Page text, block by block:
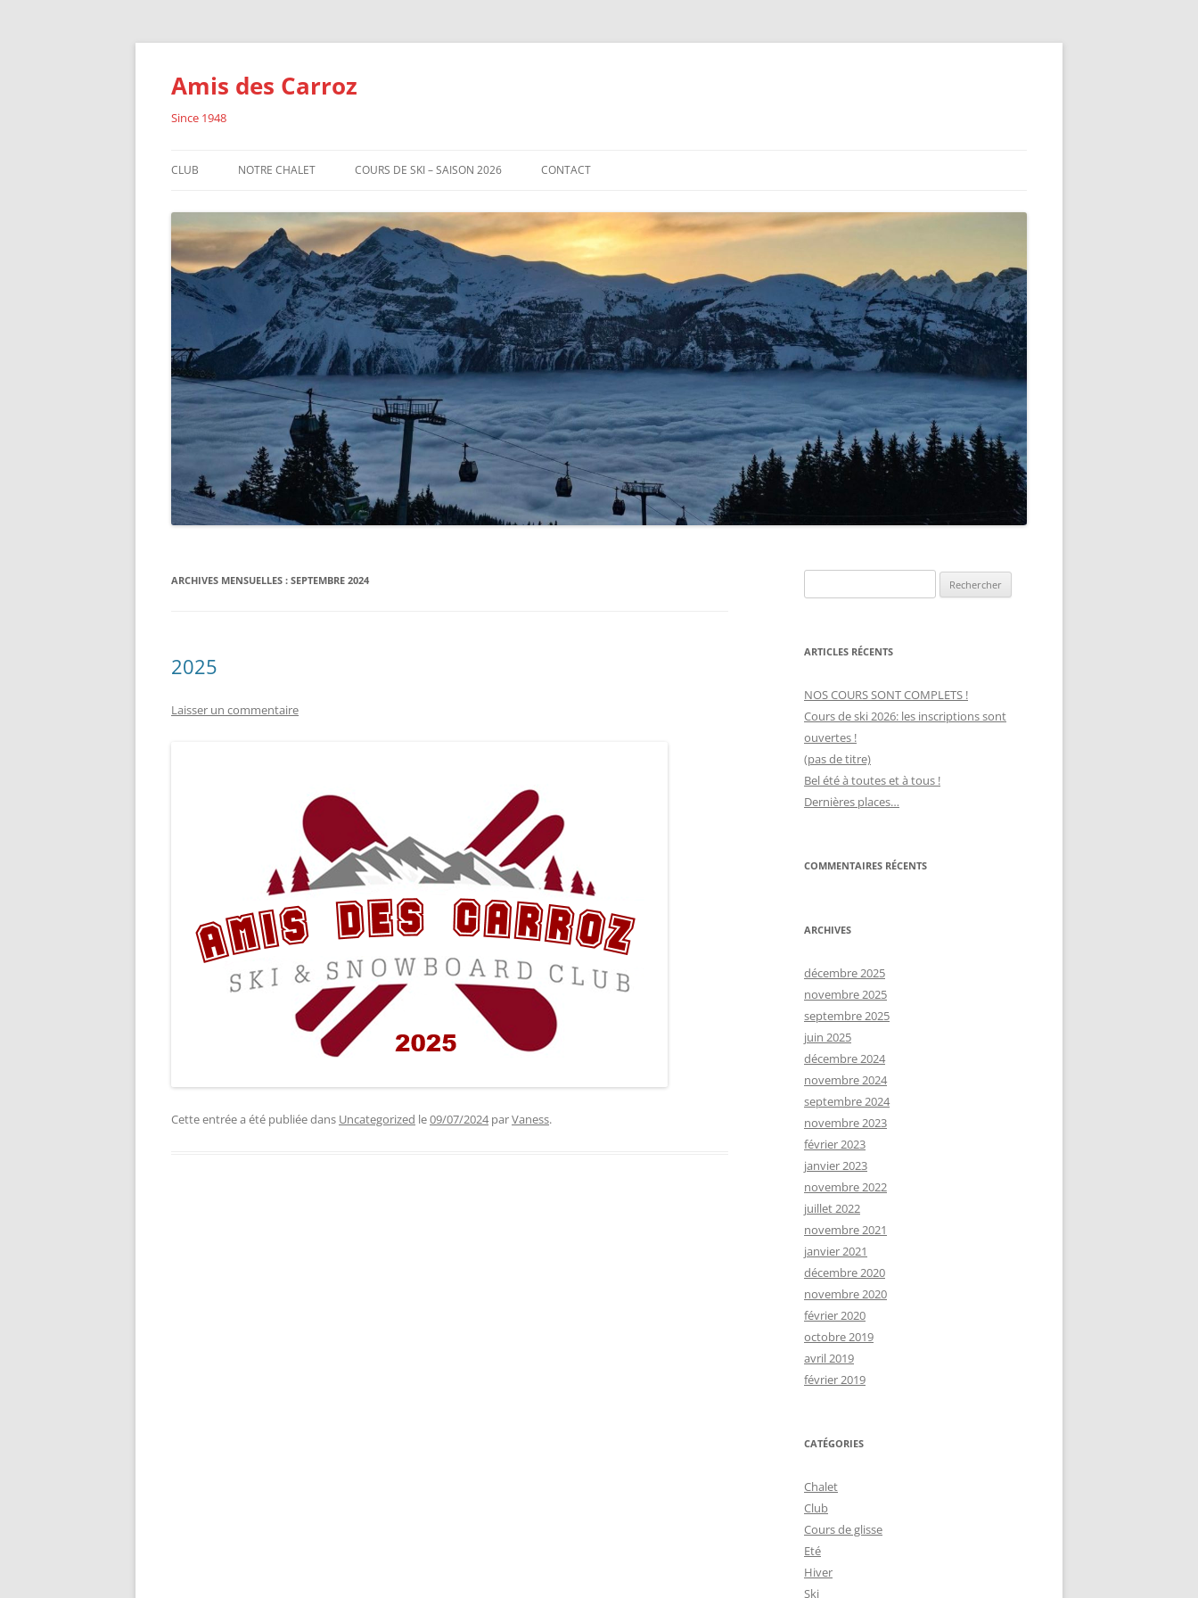
Aller
contenu
Amis des Carroz
Since 1948
CLUB NOTRE CHALET COURS DE SKI – SAISON 2026 CONTACT
ARCHIVES MENSUELLES : SEPTEMBRE 2024
2025
Laisser un commentaire
Cette entrée a été publiée dans Uncategorized le09/07/2024 parVaness.
ARTICLES RÉCENTS
NOS COURS SONT COMPLETS !
Cours de ski 2026: les inscriptions sont
ouvertes !
(pas de titre)
Bel été à toutes et à tous !
Dernières places…
COMMENTAIRES RÉCENTS
ARCHIVES
décembre 2025
novembre 2025
septembre 2025
juin 2025
décembre 2024
novembre 2024
septembre 2024
novembre 2023
février 2023
janvier 2023
novembre 2022
juillet 2022
novembre 2021
janvier 2021
décembre 2020
novembre 2020
février 2020
octobre 2019
avril 2019
février 2019
CATÉGORIES
Chalet
Club
Cours de glisse
Eté
Hiver
Ski